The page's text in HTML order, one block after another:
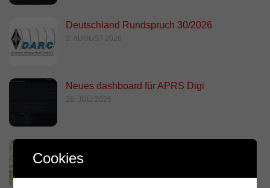
Deutschland Rundspruch 30/2026
2. AUGUST 2026
Neues dashboard für APRS Digi
28. JULI 2026
Standort
Cookies